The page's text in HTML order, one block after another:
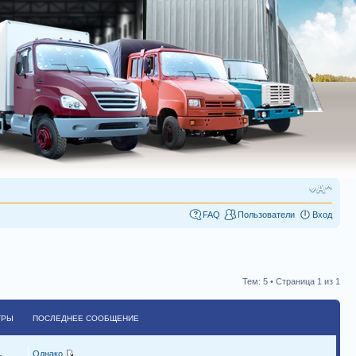
FAQ Пользователи Вход
Тем: 5 • Страница 1 из 1
ПОСЛЕДНЕЕ СООБЩЕНИЕ
Однако